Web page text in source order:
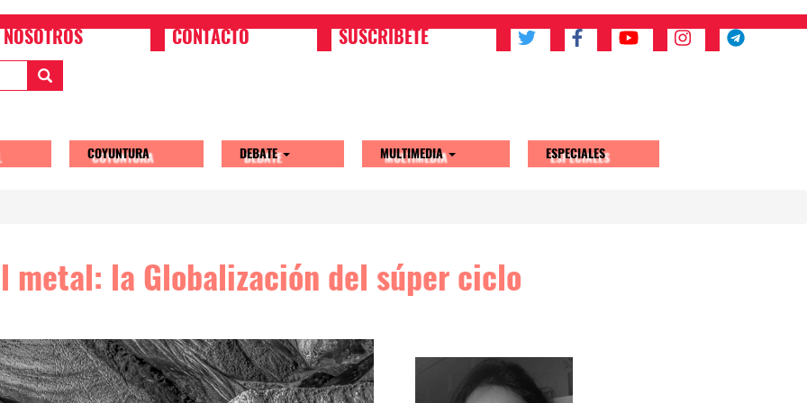
NOSOTROS CONTACTO SUSCRIBETE
COYUNTURA DEBATE MULTIMEDIA ESPECIALES
metal: la Globalización del súper ciclo